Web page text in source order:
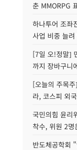
춘 MMORPG
하나투어 조좌
사업 비중 늘
[7일 오!정말]
까지 장바구니
[오늘의 주목
라, 코스피 외
국민의힘 윤리
착수, 위원 2명
반도체공학회